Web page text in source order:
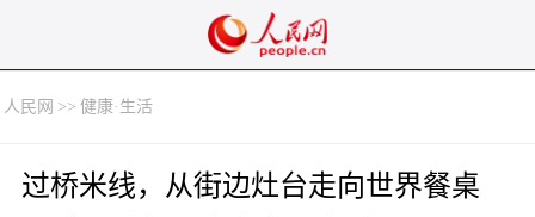
人民网 >> 健康·生活
过桥米线，从街边灶台走向世界餐桌